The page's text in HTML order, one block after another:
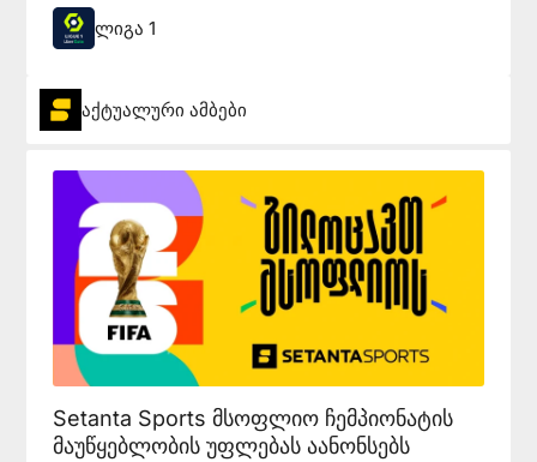
ლიგა 1
აქტუალური ამბები
Setanta Sports მსოფლიო ჩემპიონატის
მაუწყებლობის უფლებას აანონსებს